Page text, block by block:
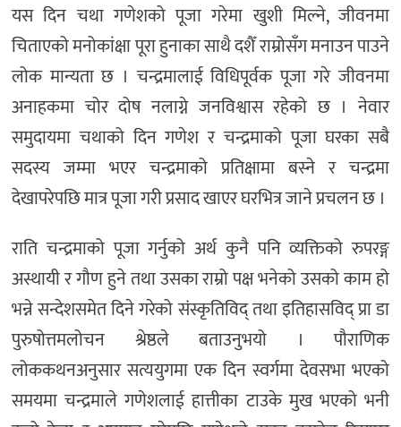
यस दिन चथा गणेशको पूजा गरेमा खुशी मिल्ने, जीवनमा
चिताएको मनोकांक्षा पूरा हुनाका साथै दशैँ राम्रोसँग मनाउन पाउने
लोक मान्यता छ । चन्द्रमालाई विधिपूर्वक पूजा गरे जीवनमा
अनाहकमा चोर दोष नलाग्ने जनविश्वास रहेको छ । नेवार
समुदायमा चथाको दिन गणेश र चन्द्रमाको पूजा घरका सबै
सदस्य जम्मा भएर चन्द्रमाको प्रतिक्षामा बस्ने र चन्द्रमा
देखापरेपछि मात्र पूजा गरी प्रसाद खाएर घरभित्र जाने प्रचलन छ ।
राति चन्द्रमाको पूजा गर्नुको अर्थ कुनै पनि व्यक्तिको रुपरङ्ग
अस्थायी र गौण हुने तथा उसका राम्रो पक्ष भनेको उसको काम हो
भन्ने सन्देशसमेत दिने गरेको संस्कृतिविद् तथा इतिहासविद् प्रा डा
पुरुषोत्तमलोचन श्रेष्ठले बताउनुभयो । पौराणिक
लोककथनअनुसार सत्ययुगमा एक दिन स्वर्गमा देवसभा भएको
समयमा चन्द्रमाले गणेशलाई हात्तीका टाउके मुख भएको भनी